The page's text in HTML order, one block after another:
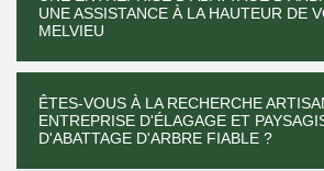
UNE ASSISTANCE À LA HAUTEUR DE
MELVIEU
ÊTES-VOUS À LA RECHERCHE
ENTREPRISE D'ÉLAGAGE ET
D'ABATTAGE D'ARBRE FIABLE ?